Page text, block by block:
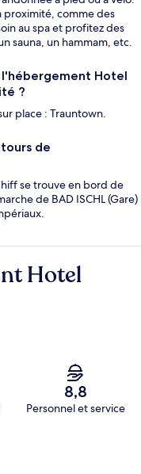
proximité, comme des
au spa et profitez des
sauna, un hammam, etc.
Hotel
?
place : Trauntown.
de
se trouve en bord de
de BAD ISCHL (Gare)
Hotel
8,8
Personnel et service